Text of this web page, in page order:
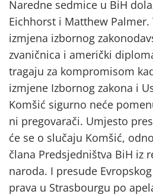
Naredne sedmice u BiH
Eichhorst i Matthew
izmjena izbornog
zvaničnica i američki
tragaju za kompromisom
izmjene Izbornog zakona i
Komšić sigurno neće
ni pregovarači. Umjesto
će se o slučaju Komšić,
člana Predsjedništva BiH iz
naroda. I presude
prava u Strasbourgu po